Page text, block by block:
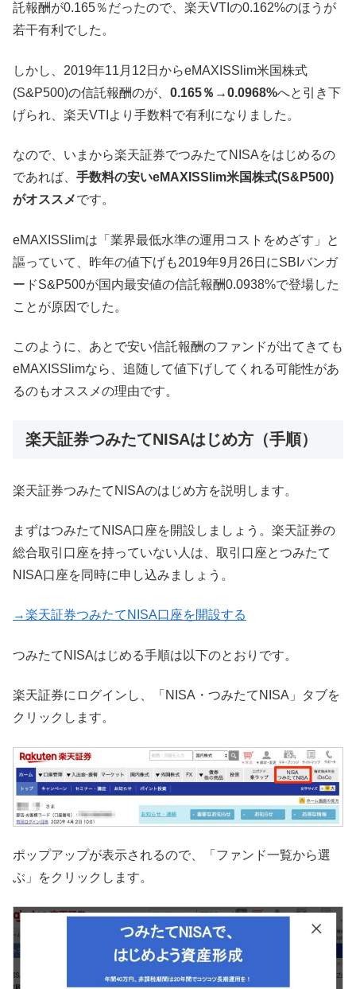
託報酬が0.165％だったので、楽天VTIの0.162%のほうが
若干有利でした。
しかし、2019年11月12日からeMAXISSlim米国株式
(S&P500)の信託報酬のが、 0.165％ →0.0968%へと引き下
げられ、楽天VTIより手数料で有利になりました。
なので、いまから楽天証券でつみたてNISAをはじめるの
であれば、 手数料の安いeMAXISSlim米国株式(S&P500)
がオススメです。
eMAXISSlimは「業界最低水準の運用コストをめざす」と
謳っていて、昨年の値下げも2019年9月26日にSBIバンガ
ードS&P500が国内最安値の信託報酬0.0938%で登場した
ことが原因でした。
このように、あとで安い信託報酬のファンドが出てきても
eMAXISSlimなら、追随して値下げしてくれる可能性があ
るのもオススメの理由です。
楽天証券つみたてNISAはじめ方（手順）
楽天証券つみたてNISAのはじめ方を説明します。
まずはつみたてNISA口座を開設しましょう。楽天証券の
総合取引口座を持っていない人は、取引口座とつみたて
NISA口座を同時に申し込みましょう。
→楽天証券つみたてNISA口座を開設する
つみたてNISAはじめる手順は以下のとおりです。
楽天証券にログインし、「NISA・つみたてNISA」タブを
クリックします。
ポップアップが表示されるので、「ファンド一覧から選
ぶ」をクリックします。